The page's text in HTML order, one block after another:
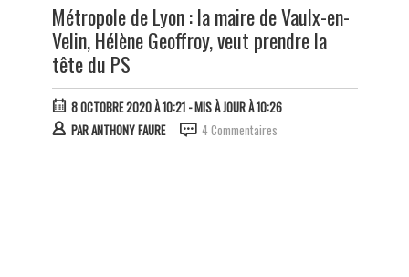
Métropole de Lyon : la maire de Vaulx-en-
Velin, Hélène Geoffroy, veut prendre la
tête du PS
8 OCTOBRE 2020 À 10:21- MIS À JOUR À 10:26
PARANTHONY FAURE 4 Commentaires